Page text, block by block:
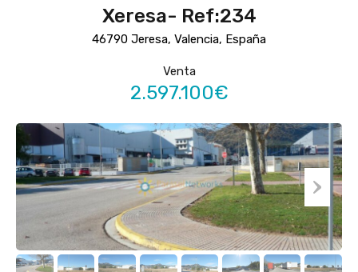
Xeresa- Ref:234
46790 Jeresa, Valencia, España
Venta
2.597.100€